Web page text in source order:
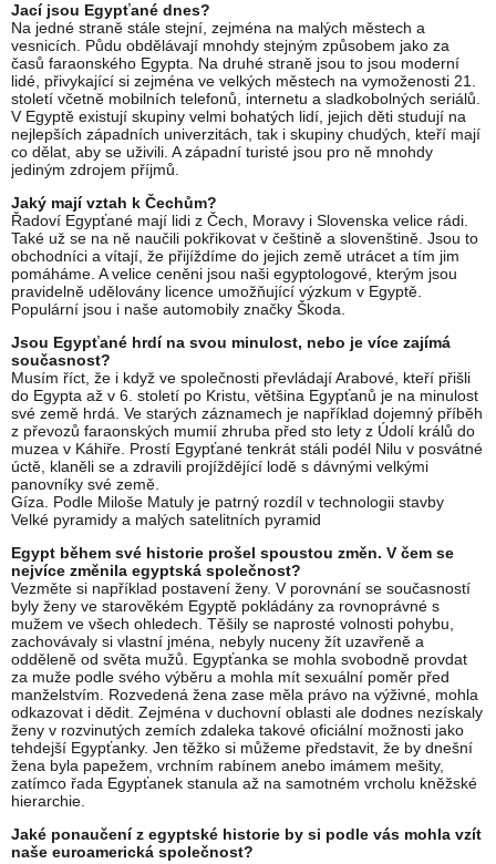
Jací jsou Egypťané dnes?
Na jedné straně stále stejní, zejména na malých městech a
vesnicích. Půdu obdělávají mnohdy stejným způsobem jako za
časů faraonského Egypta. Na druhé straně jsou to jsou moderní
lidé, přivykající si zejména ve velkých městech na vymoženosti 21.
století včetně mobilních telefonů, internetu a sladkobolných seriálů.
V Egyptě existují skupiny velmi bohatých lidí, jejich děti studují na
nejlepších západních univerzitách, tak i skupiny chudých, kteří mají
co dělat, aby se uživili. A západní turisté jsou pro ně mnohdy
jediným zdrojem příjmů.
Jaký mají vztah k Čechům?
Řadoví Egypťané mají lidi z Čech, Moravy i Slovenska velice rádi.
Také už se na ně naučili pokřikovat v češtině a slovenštině. Jsou to
obchodníci a vítají, že přijíždíme do jejich země utrácet a tím jim
pomáháme. A velice ceněni jsou naši egyptologové, kterým jsou
pravidelně udělovány licence umožňující výzkum v Egyptě.
Populární jsou i naše automobily značky Škoda.
Jsou Egypťané hrdí na svou minulost, nebo je více zajímá
současnost?
Musím říct, že i když ve společnosti převládají Arabové, kteří přišli
do Egypta až v 6. století po Kristu, většina Egypťanů je na minulost
své země hrdá. Ve starých záznamech je například dojemný příběh
z převozů faraonských mumií zhruba před sto lety z Údolí králů do
muzea v Káhiře. Prostí Egypťané tenkrát stáli podél Nilu v posvátné
úctě, klaněli se a zdravili projíždějící lodě s dávnými velkými
panovníky své země.
Gíza. Podle Miloše Matuly je patrný rozdíl v technologii stavby
Velké pyramidy a malých satelitních pyramid
Egypt během své historie prošel spoustou změn. V čem se
nejvíce změnila egyptská společnost?
Vezměte si například postavení ženy. V porovnání se současností
byly ženy ve starověkém Egyptě pokládány za rovnoprávné s
mužem ve všech ohledech. Těšily se naprosté volnosti pohybu,
zachovávaly si vlastní jména, nebyly nuceny žít uzavřeně a
odděleně od světa mužů. Egypťanka se mohla svobodně provdat
za muže podle svého výběru a mohla mít sexuální poměr před
manželstvím. Rozvedená žena zase měla právo na výživné, mohla
odkazovat i dědit. Zejména v duchovní oblasti ale dodnes nezískaly
ženy v rozvinutých zemích zdaleka takové oficiální možnosti jako
tehdejší Egypťanky. Jen těžko si můžeme představit, že by dnešní
žena byla papežem, vrchním rabínem anebo imámem mešity,
zatímco řada Egypťanek stanula až na samotném vrcholu kněžské
hierarchie.
Jaké ponaučení z egyptské historie by si podle vás mohla vzít
naše euroamerická společnost?